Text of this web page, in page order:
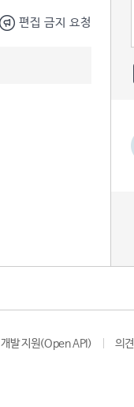
편집 금지 요청
개발 지원(Open API) 의